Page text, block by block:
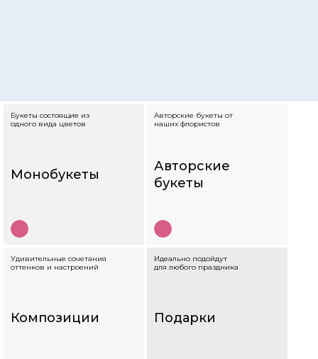
Авторские
букеты
Композиции Подарки
Монобукеты
Идеально подойдут
для любого праздника
Удивительные сочетания
оттенков и настроений
Авторские букеты от
наших флористов
Букеты состоящие из
одного вида цветов